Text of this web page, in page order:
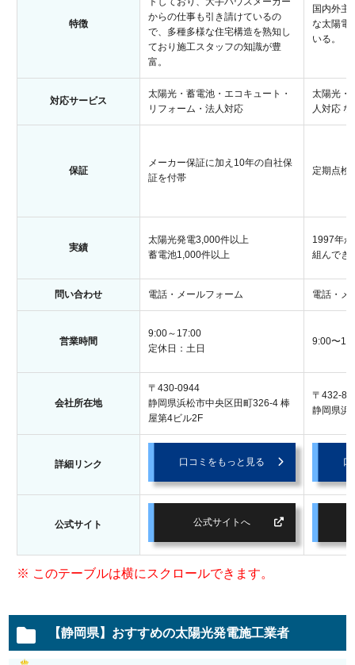
特徴
からの仕事も引き請けているの
で、多種多様な住宅構造を熟知し
ており施工スタッフの知識が豊
富。
国内外主
な太陽電
いる。
対応サービス
太陽光・蓄電池・エコキュート・
リフォーム・法人対応
太陽光・
人対応 な
保証
メーカー保証に加え10年の自社保
証を付帯
定期点検
実績
太陽光発電3,000件以上
蓄電池1,000件以上
1997年
組んでき
問い合わせ 電話・メールフォーム 電話・メ
営業時間
9:00～17:00
定休日：土日
9:00〜
会社所在地
〒430-0944
静岡県浜松市中央区田町326-4 棒
屋第4ビル2F
〒432-
静岡県浜
詳細リンク 口コミをもっと見る
公式サイト 公式サイトへ
【静岡県】おすすめの太陽光発電施工業者